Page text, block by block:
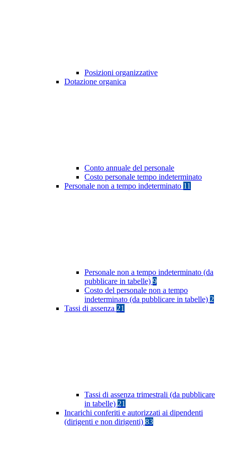
Posizioni organizzative
Dotazione organica
Conto annuale del personale
Costo personale tempo indeterminato
Personale non a tempo indeterminato 11
Personale non a tempo indeterminato (da
pubblicare in tabelle) 9
Costo del personale non a tempo
indeterminato (da pubblicare in tabelle) 2
Tassi di assenza 21
Tassi di assenza trimestrali (da pubblicare
in tabelle) 21
Incarichi conferiti e autorizzati ai dipendenti
(dirigenti e non dirigenti) 83